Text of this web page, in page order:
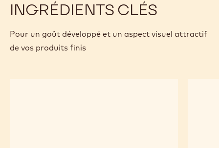
INGRÉDIENTS CLÉS
Pour un goût développé et un aspect visuel attractif
de vos produits finis